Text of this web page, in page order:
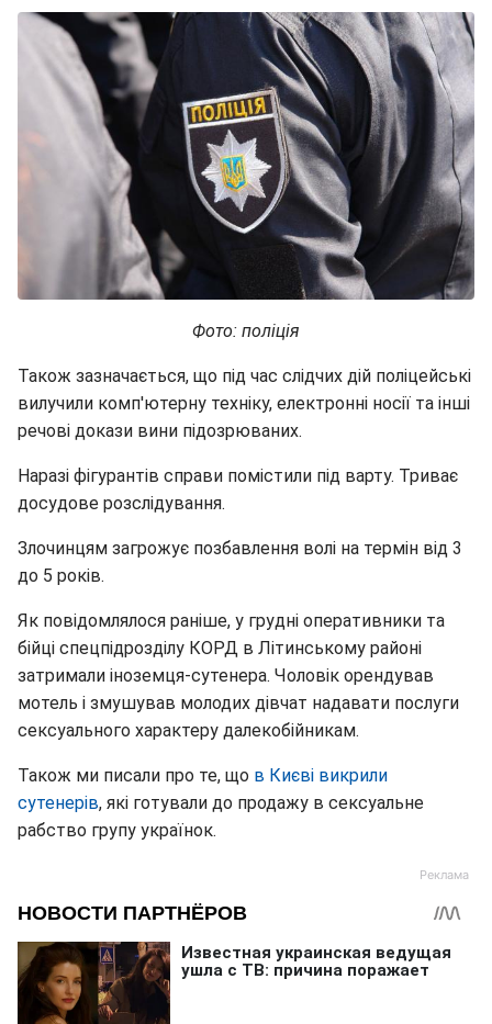
Фото: поліція
Також зазначається, що під час слідчих дій поліцейські
вилучили комп'ютерну техніку, електронні носії та інші
речові докази вини підозрюваних.
Наразі фігурантів справи помістили під варту. Триває
досудове розслідування.
Злочинцям загрожує позбавлення волі на термін від 3
до 5 років.
Як повідомлялося раніше, у грудні оперативники та
бійці спецпідрозділу КОРД в Літинському районі
затримали іноземця-сутенера. Чоловік орендував
мотель і змушував молодих дівчат надавати послуги
сексуального характеру далекобійникам.
Також ми писали про те, що в Києві викрили
сутенерів, які готували до продажу в сексуальне
рабство групу українок.